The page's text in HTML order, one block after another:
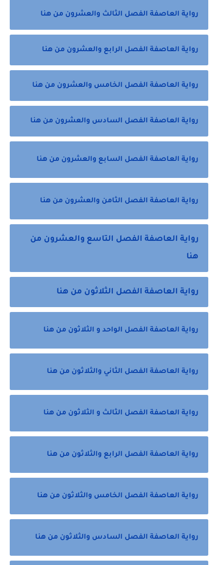
رواية العاصفة الفصل الثالث والعشرون من هنا
رواية العاصفة الفصل الرابع والعشرون من هنا
رواية العاصفة الفصل الخامس والعشرون من هنا
رواية العاصفة الفصل السادس والعشرون من هنا
رواية العاصفة الفصل السابع والعشرون من هنا
رواية العاصفة الفصل الثامن والعشرون من هنا
رواية العاصفة الفصل التاسع والعشرون من
هنا
رواية العاصفة الفصل الثلاثون من هنا
رواية العاصفة الفصل الواحد و الثلاثون من هنا
رواية العاصفة الفصل الثاني والثلاثون من هنا
رواية العاصفة الفصل الثالث و الثلاثون من هنا
رواية العاصفة الفصل الرابع والثلاثون من هنا
رواية العاصفة الفصل الخامس والثلاثون من هنا
رواية العاصفة الفصل السادس والثلاثون من هنا